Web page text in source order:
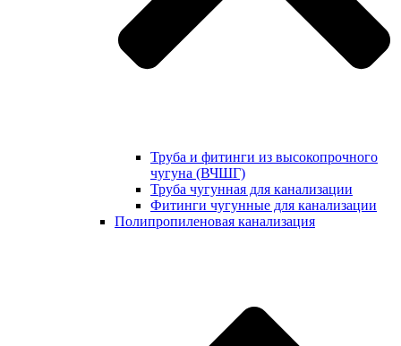
Труба и фитинги из высокопрочного
чугуна (ВЧШГ)
Труба чугунная для канализации
Фитинги чугунные для канализации
Полипропиленовая канализация